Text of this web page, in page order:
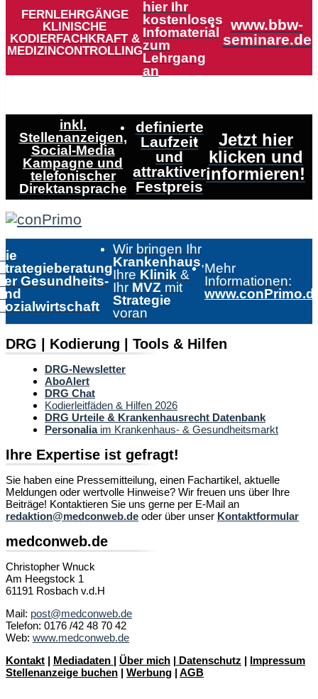
FERNLEHRGÄNGE
KLINISCHE
KODIERFACHKRAFT &
MEDIZINCONTROLLING
hier Ihr
kostenloses
Infomaterial
zum
Lehrgang
an
www.bbw-
seminare.de
inkl.
Stellenanzeigen,
Social-Media
Kampagne und
telefonischer
Direktansprache
definierte
Laufzeit
und
attraktiver
Festpreis
Jetzt hier
klicken und
informieren!
Gesundheits-
Wir bringen Ihr
Krankenhaus,
Ihre Klinik &
Ihr MVZ mit
Strategie
voran
Mehr
Informationen:
DRG | Kodierung | Tools & Hilfen
DRG-Newsletter
AboAlert
DRG Chat
Kodierleitfäden & Hilfen 2026
DRG Urteile & Krankenhausrecht Datenbank
Personaliaim Krankenhaus- & Gesundheitsmarkt
Ihre Expertise ist gefragt!
Sie haben eine Pressemitteilung, einen Fachartikel, aktuelle
Meldungen oder wertvolle Hinweise? Wir freuen uns über Ihre
Beiträge! Kontaktieren Sie uns gerne per E-Mail an
redaktion@medconweb.de oder über unser Kontaktformular
medconweb.de
Christopher Wnuck
Am Heegstock 1
61191 Rosbach v.d.H
Mail: post@medconweb.de
Telefon: 0176 /42 48 70 42
Web: www.medconweb.de
Kontakt | Mediadaten | Über mich | Datenschutz | Impressum
Stellenanzeige buchen | Werbung | AGB